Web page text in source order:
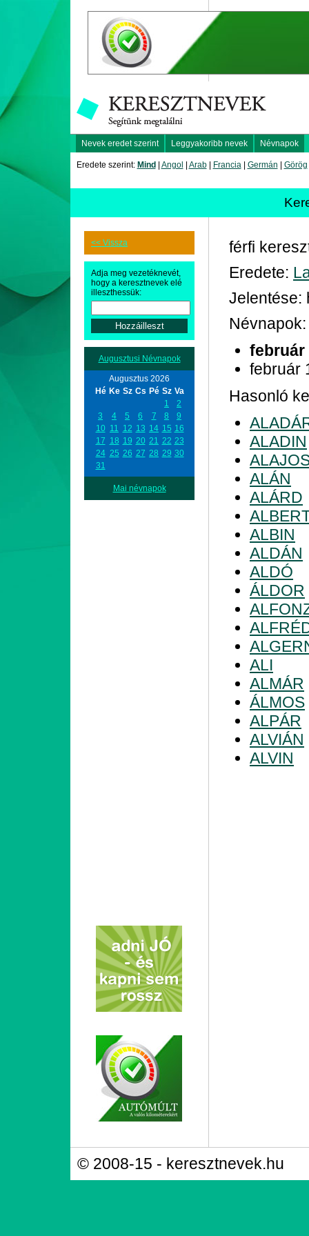
Nevek eredet szerint Leggyakoribb nevek Névnapok
Eredete szerint: Mind Angol Arab| Francia| Germán Görög
<< Vissza
Adja meg vezetéknevét,
hogy a keresztnevek elé
illeszthessük:
Augusztusi Névnapok
Augusztus 2026
Hé Ke Sz Cs Pé Sz Va
1
2
3
4 5 6 7 8
9
10 11 12 13 14 15 16
17 18 19 20 21 22 23
24 25 26 27 28 29 30
31
Mai névnapok
férfi
Eredete:
Jelentése:
Névnapok:
február
február
Hasonló
ALADIN
ALÁN
ALÁRD
ALBIN
ALDÁN
ALDÓ
ÁLDOR
ALI
ALMÁR
ÁLMOS
ALPÁR
ALVIÁN
ALVIN
© 2008-15 - keresztnevek.hu